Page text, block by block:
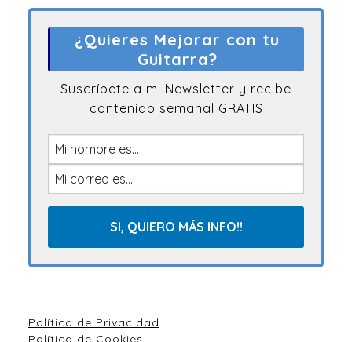
¿Quieres Mejorar con tu
Guitarra?
Suscríbete a mi Newsletter y recibe
contenido semanal GRATIS
Política de Privacidad
Política de Cookies